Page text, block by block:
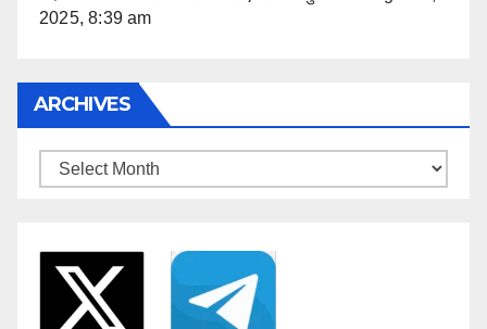
2025, 8:39 am
ARCHIVES
Archives